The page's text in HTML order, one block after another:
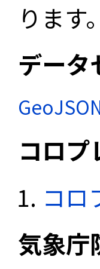
ります。
データ
コロプ
コロ
気象庁